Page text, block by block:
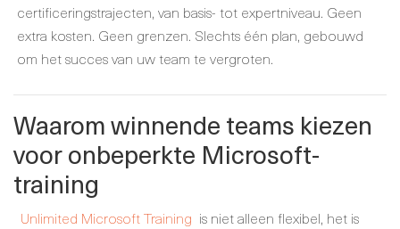
certificeringstrajecten, van basis- tot expertniveau. Geen
extra kosten. Geen grenzen. Slechts één plan, gebouwd
om het succes van uw team te vergroten.
Waarom winnende teams kiezen
voor onbeperkte Microsoft-
training
Unlimited Microsoft Training is niet alleen flexibel, het is